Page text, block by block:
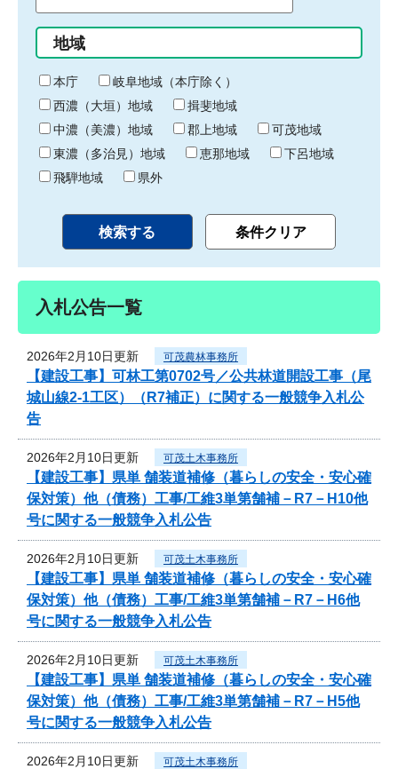
始
り
間
終
わ
り
地域
本庁
岐阜地域（本庁除く）
西濃（大垣）地域
揖斐地域
中濃（美濃）地域
郡上地域
可茂地域
東濃（多治見）地域
恵那地域
下呂地域
飛騨地域
県外
入札公告一覧
2026年2月10日更新 可茂農林事務所
【建設工事】可林工第0702号／公共林道開設工事（尾
城山線2-1工区）（R7補正）に関する一般競争入札公
告
2026年2月10日更新 可茂土木事務所
【建設工事】県単 舗装道補修（暮らしの安全・安心確
保対策）他（債務）工事/工維3単第舗補－R7－H10他
号に関する一般競争入札公告
2026年2月10日更新 可茂土木事務所
【建設工事】県単 舗装道補修（暮らしの安全・安心確
保対策）他（債務）工事/工維3単第舗補－R7－H6他
号に関する一般競争入札公告
2026年2月10日更新 可茂土木事務所
【建設工事】県単 舗装道補修（暮らしの安全・安心確
保対策）他（債務）工事/工維3単第舗補－R7－H5他
号に関する一般競争入札公告
2026年2月10日更新 可茂土木事務所